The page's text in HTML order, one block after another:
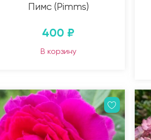
Пимс (Pimms)
400 ₽
В корзину